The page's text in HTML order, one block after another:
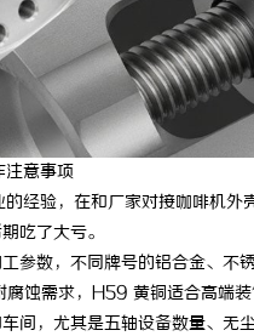
意事项
经验，在和厂家对接咖啡机外
吃了大亏。
参数，不同牌号的铝合金、
蚀需求，H59 黄铜适合高端
间，尤其是五轴设备数量、